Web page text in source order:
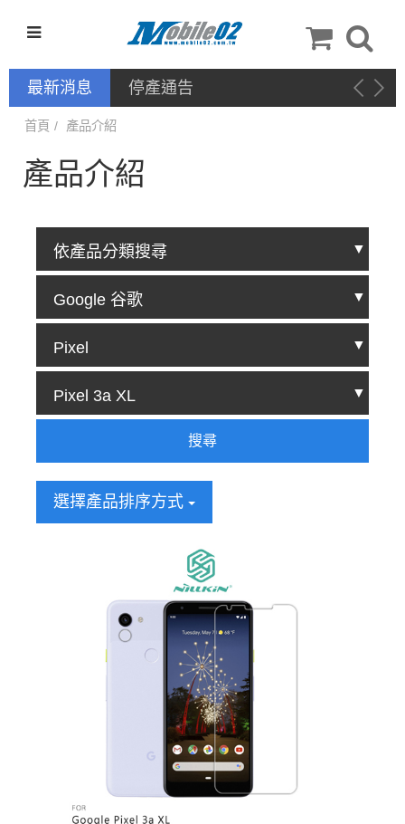
最新消息 新品上架－手機配件：QinD
首頁 產品介紹
產品介紹
搜尋
選擇產品排序方式